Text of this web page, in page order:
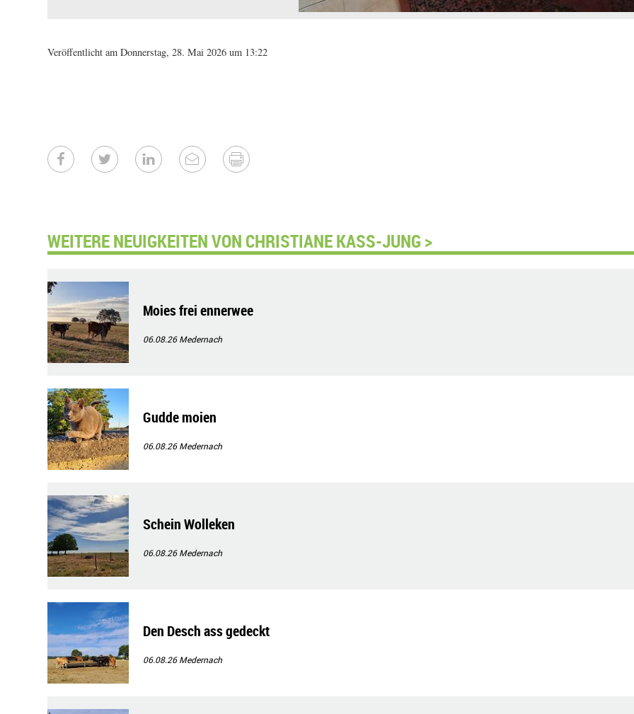
Veröffentlicht am Donnerstag, 28. Mai 2026 um 13:22
WEITERE NEUIGKEITEN VON CHRISTIANE KASS-JUNG >
Moies frei ennerwee
06.08.26Medernach
Gudde moien
06.08.26Medernach
Schein Wolleken
06.08.26Medernach
Den Desch ass gedeckt
06.08.26Medernach